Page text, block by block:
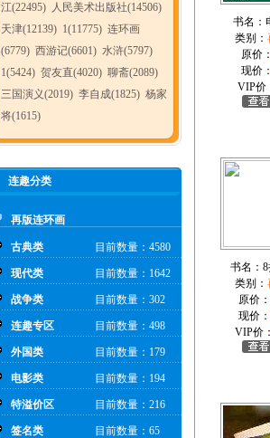
江(22495) 人民美术出版社(14506)
天津(12139) 1(11775) 连环画
(6779) 西游记(6601) 水浒(5797)
1(5424) 贺友直(4020) 聊斋(2089)
三国演义(2019) 李自成(1825) 杨家
将(1615)
连趣分类
再版连环画
古典类 目前数量：4580
现代类 目前数量：1642
战争类 目前数量：302
连趣专区 目前数量：498
外国类 目前数量：179
电影类 目前数量：194
特溢价区 目前数量：216
签名类 目前数量：65
书名：
类别：
原价：
现价：
VIP价
书名：
类别：
原价：
现价：
VIP价：